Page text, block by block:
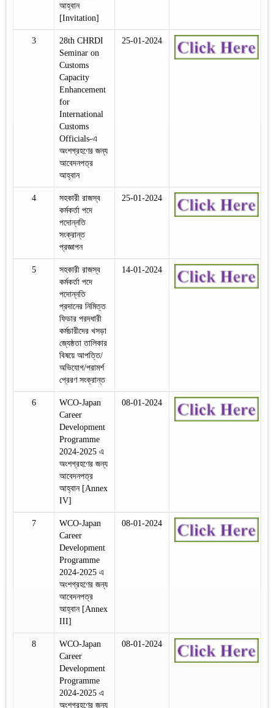
আহ্বান
[Invitation]
3
28th CHRDI
Seminar on
Customs
Capacity
Enhancement
for
International
Customs
Officials-এ
অংশগ্রহণের জন্য
আবেদনপত্র
আহ্বান
25-01-2024
4
সহকারী রাজস্ব
কর্মকর্তা পদে
পদোন্নতি
সংক্রান্ত
প্রজ্ঞাপন
25-01-2024
5
সহকারী রাজস্ব
কর্মকর্তা পদে
পদোন্নতি
প্রদানের নিমিত্ত
ফিডার পরদধারী
কর্মচারীদের খসড়া
জ্যেষ্ঠতা তালিকার
বিষয়ে আপত্তি/
অভিযোগ/পরামর্শ
প্রেরণ সংক্রান্ত
14-01-2024
6
WCO-Japan
Career
Development
Programme
2024-2025 এ
অংশগ্রহণের জন্য
আবেদনপত্র
আহ্বান [Annex
IV]
08-01-2024
7
WCO-Japan
Career
Development
Programme
2024-2025 এ
অংশগ্রহণের জন্য
আবেদনপত্র
আহ্বান [Annex
III]
08-01-2024
8
WCO-Japan
Career
Development
Programme
2024-2025 এ
অংশগ্রহণের জন্য
08-01-2024